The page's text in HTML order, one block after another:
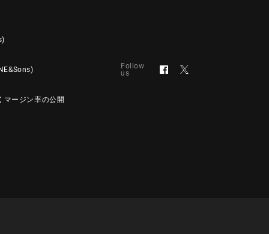
マージン率の公開
Follow
us